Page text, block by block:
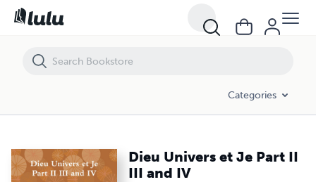
Categories
Dieu Univers et Je Part II
III and IV
Dieu Univers et Je Part II III and IV